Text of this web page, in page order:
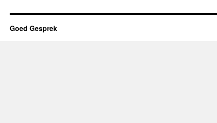
Goed Gesprek